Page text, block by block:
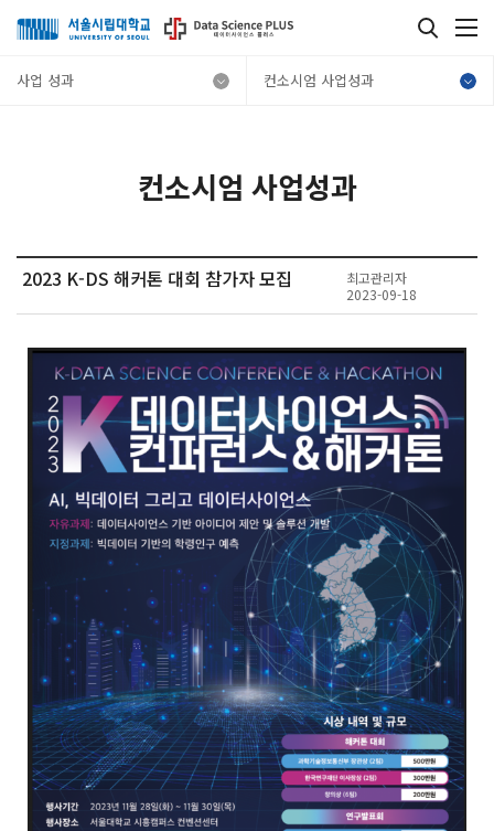
사업 성과 컨소시엄 사업성과
컨소시엄 사업성과
2023 K-DS 해커톤 대회 참가자 모집
최고관리자
2023-09-18